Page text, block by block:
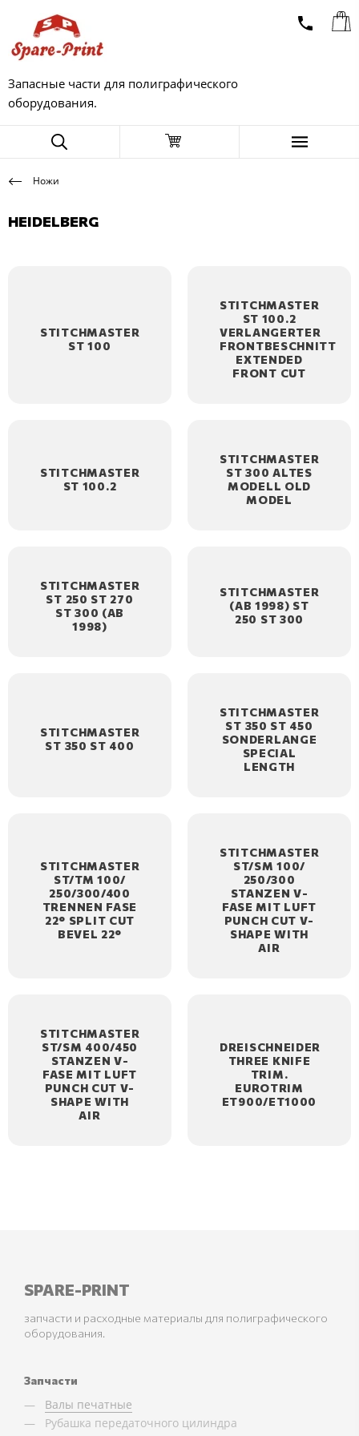
Запасные части для полиграфического
оборудования.
Ножи
HEIDELBERG
STITCHMASTER
ST 100
STITCHMASTER
ST 100.2
VERLANGERTER
FRONTBESCHNITT
EXTENDED
FRONT CUT
STITCHMASTER
ST 100.2
STITCHMASTER
ST 300 ALTES
MODELL OLD
MODEL
STITCHMASTER
ST 250 ST 270
ST 300 (AB
1998)
STITCHMASTER
(AB 1998) ST
250 ST 300
STITCHMASTER
ST 350 ST 400
STITCHMASTER
ST 350 ST 450
SONDERLANGE
SPECIAL
LENGTH
STITCHMASTER
ST/TM 100/
250/300/400
TRENNEN FASE
22° SPLIT CUT
BEVEL 22°
STITCHMASTER
ST/SM 100/
250/300
STANZEN V-
FASE MIT LUFT
PUNCH CUT V-
SHAPE WITH
AIR
STITCHMASTER
ST/SM 400/450
STANZEN V-
FASE MIT LUFT
PUNCH CUT V-
SHAPE WITH
AIR
DREISCHNEIDER
THREE KNIFE
TRIM.
EUROTRIM
ET900/ET1000
SPARE-PRINT
запчасти и расходные материалы для полиграфического
оборудования.
Запчасти
Валы печатные
Рубашка передаточного цилиндра